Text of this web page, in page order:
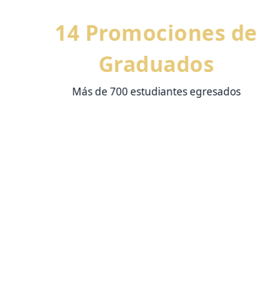
14 Promociones de
Graduados
Más de 700 estudiantes egresados